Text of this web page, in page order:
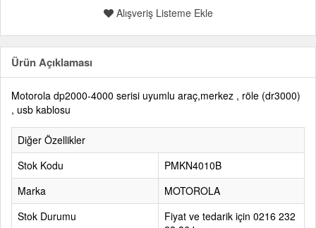
Alışveriş Listeme Ekle
Ürün Açıklaması
Motorola dp2000-4000 serisi uyumlu araç,merkez , röle (dr3000)
, usb kablosu
Diğer Özellikler
Stok Kodu
PMKN4010B
Marka
MOTOROLA
Stok Durumu
Fiyat ve tedarik için 0216 232